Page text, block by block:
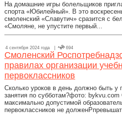
На домашние игры болельщиков
спорта «Юбилейный». В это
смоленский «Славутич» сразится с
«Смоляне, не упустите первый...
4 сентября 2024 года | 694
Смоленский
правилах организации
первоклассников
Сколько уроков в день должно быть у
занятия по субботам?фото:
максимально допустимой
первоклассников не